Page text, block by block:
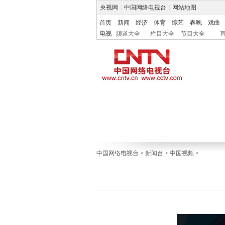
央视网 中国网络电视台 网站地图
首页 新闻 经济 体育 综艺 春晚
戏曲
电视
频道大全 栏目大全 节目大全
中国网络电视台 > 新闻台 > 中国视频 >